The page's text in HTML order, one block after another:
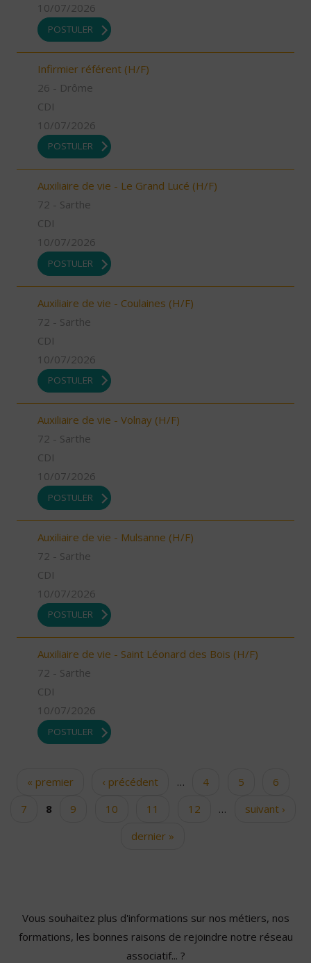
10/07/2026
POSTULER
Infirmier référent (H/F)
26 - Drôme
CDI
10/07/2026
POSTULER
Auxiliaire de vie - Le Grand Lucé (H/F)
72 - Sarthe
CDI
10/07/2026
POSTULER
Auxiliaire de vie - Coulaines (H/F)
72 - Sarthe
CDI
10/07/2026
POSTULER
Auxiliaire de vie - Volnay (H/F)
72 - Sarthe
CDI
10/07/2026
POSTULER
Auxiliaire de vie - Mulsanne (H/F)
72 - Sarthe
CDI
10/07/2026
POSTULER
Auxiliaire de vie - Saint Léonard des Bois (H/F)
72 - Sarthe
CDI
10/07/2026
POSTULER
Pages« premier ‹ précédent … 4 5
6
7
8 9 10 11 12 …
suivant ›
dernier »
Vous souhaitez plus d'informations sur nos métiers, nos
formations, les bonnes raisons de rejoindre notre réseau
associatif... ?